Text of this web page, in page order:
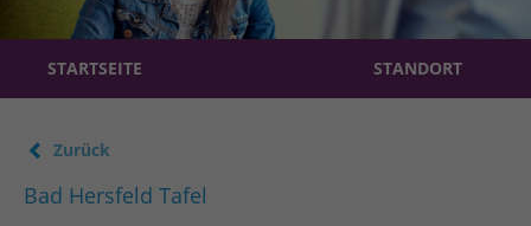
STARTSEITE STANDORT
Zurück
Bad Hersfeld Tafel